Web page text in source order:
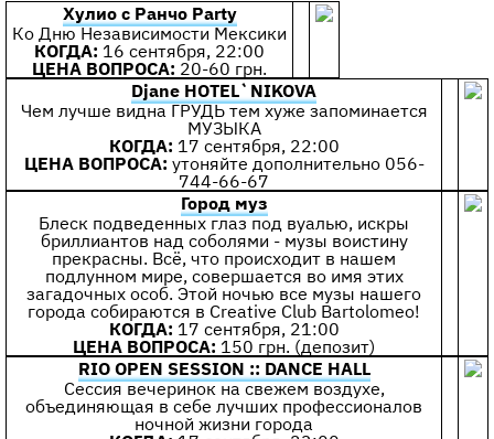
Хулио c Ранчо Party
Ко Дню Независимости Мексики
КОГДА: 16 сентября, 22:00
ЦЕНА ВОПРОСА: 20-60 грн.
Djane HOTEL`NIKOVA
Чем лучше видна ГРУДЬ тем хуже запоминается
МУЗЫКА
КОГДА: 17 сентября, 22:00
ЦЕНА ВОПРОСА: утоняйте дополнительно 056-
744-66-67
Город муз
Блеск подведенных глаз под вуалью, искры
бриллиантов над соболями - музы воистину
прекрасны. Всё, что происходит в нашем
подлунном мире, совершается во имя этих
загадочных особ. Этой ночью все музы нашего
города собираются в Creative Club Bartolomeo!
КОГДА: 17 сентября, 21:00
ЦЕНА ВОПРОСА: 150 грн. (депозит)
RIO OPEN SESSION :: DANCE HALL
Сессия вечеринок на свежем воздухе,
объединяющая в себе лучших профессионалов
ночной жизни города